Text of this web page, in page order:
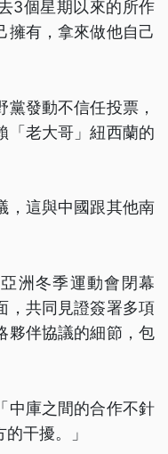
3個星期以來的所作
擁有，拿來做他自己
發動不信任投票，
「老大哥」紐西蘭的
，這與中國跟其他南
洲冬季運動會閉幕
，共同見證簽署多項
夥伴協議的細節，包
中庫之間的合作不針
干擾。」